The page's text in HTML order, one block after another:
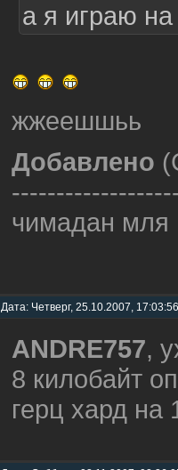
а я играю
жжеешшьь
Добавлено
чимадан мля
Дата: Четверг, 25.10.2007,
ANDRE757,
8 килобайт
герц хард